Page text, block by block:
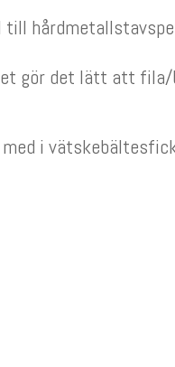
till
gör det lätt att fila/
i